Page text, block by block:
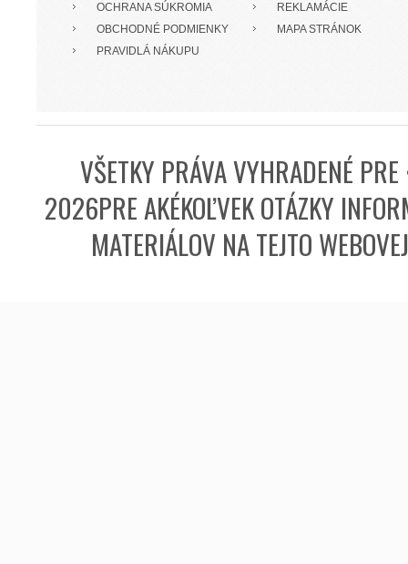
OCHRANA SÚKROMIA
OBCHODNÉ PODMIENKY
PRAVIDLÁ NÁKUPU
REKLAMÁCIE
MAPA STRÁNOK
VŠETKY PRÁVA VYHRADENÉ
2026PRE AKÉKOĽVEK OTÁZKY
MATERIÁLOV NA TEJTO